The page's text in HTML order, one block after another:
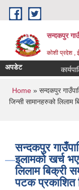
Skip to main content
सन्दकपुर
कोशी प्रदेश ,
अपडेट
You are
Home» सन्दकपुर
जिन्सी सामानहरुको
सन्दकपुर
इलामको खर्च
लिलाम बिक्री
पटक